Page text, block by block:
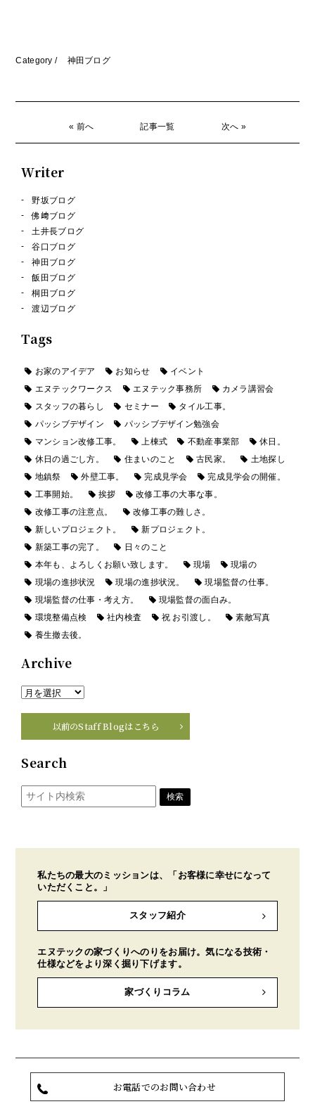
Category / 神田ブログ
« 前へ 記事一覧 次へ »
Writer
野坂ブログ
佛﨑ブログ
土井長ブログ
谷口ブログ
神田ブログ
飯田ブログ
桐田ブログ
渡辺ブログ
Tags
お家のアイデア お知らせ
イベント
エヌテックワークス
エヌテック事務所
カメラ講習会
スタッフの暮らし
セミナー
タイル工事。
パッシブデザイン
パッシブデザイン勉強会
マンション改修工事。
上棟式 不動産事業部
休日。
休日の過ごし方。
住まいのこと 古民家。
土地探し
地鎮祭
外壁工事。 完成見学会
完成見学会の開催。
工事開始。
挨拶
改修工事の大事な事。
改修工事の注意点。
改修工事の難しさ。
新しいプロジェクト。
新プロジェクト。
新築工事の完了。
日々のこと
本年も、よろしくお願い致します。
現場
現場の
現場の進捗状況
現場の進捗状況。
現場監督の仕事。
現場監督の仕事・考え方。
現場監督の面白み。
環境整備点検
社内検査 祝 お引渡し。
素敵写真
養生撤去後。
Archive
以前のStaff Blogはこちら
Search
私たちの最大のミッションは、「お客様に幸せになって
いただくこと。」
スタッフ紹介
エヌテックの家づくりへのりをお届け。気になる技術・
仕様などをより深く掘り下げます。
家づくりコラム
お電話でのお問い合わせ